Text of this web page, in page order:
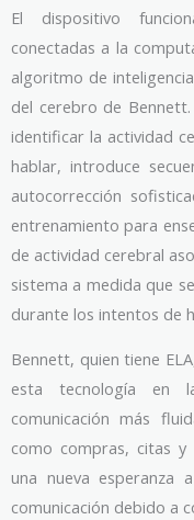
El dispositivo
conectadas a la
algoritmo de
del cerebro de
identificar la actividad
hablar, introduce
autocorrección
entrenamiento para
de actividad cerebral
sistema a medida que
durante los intentos de
Bennett, quien tiene
esta tecnología en
comunicación más
como compras, citas y
una nueva esperanza
comunicación debido a